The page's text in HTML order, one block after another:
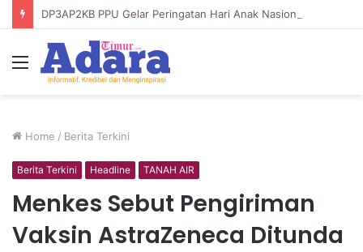
Menu
Home / Berita Terkini
Berita Terkini Headline TANAH AIR
Menkes Sebut Pengiriman
Vaksin AstraZeneca Ditunda